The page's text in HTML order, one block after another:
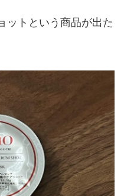
ットという商品が出た